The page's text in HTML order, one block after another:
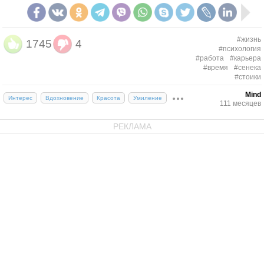
1745 4
#жизнь
#психология
#работа
#карьера
#время
#сенека
#стоики
Интерес Вдохновение Красота Умиление
Mind
111 месяцев
РЕКЛАМА